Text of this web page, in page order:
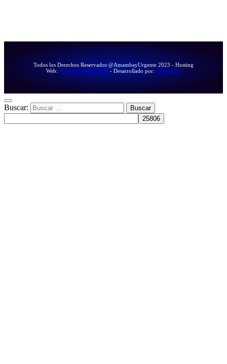
Todos los Derechos Reservados @AmambayUrgente 2023 - Hosting
Web: HostingBaratoOnline- Desarrollado por: RikkySanz
Buscar: